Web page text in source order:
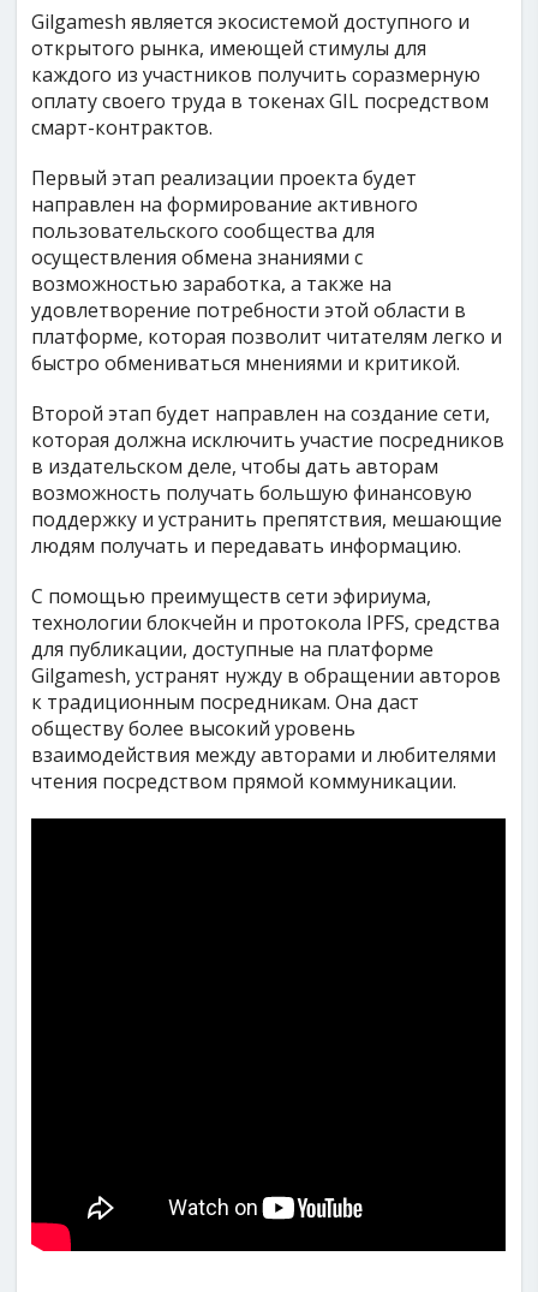
Gilgamesh является экосистемой доступного и
открытого рынка, имеющей стимулы для
каждого из участников получить соразмерную
оплату своего труда в токенах GIL посредством
смарт-контрактов.
Первый этап реализации проекта будет
направлен на формирование активного
пользовательского сообщества для
осуществления обмена знаниями с
возможностью заработка, а также на
удовлетворение потребности этой области в
платформе, которая позволит читателям легко и
быстро обмениваться мнениями и критикой.
Второй этап будет направлен на создание сети,
которая должна исключить участие посредников
в издательском деле, чтобы дать авторам
возможность получать большую финансовую
поддержку и устранить препятствия, мешающие
людям получать и передавать информацию.
С помощью преимуществ сети эфириума,
технологии блокчейн и протокола IPFS, средства
для публикации, доступные на платформе
Gilgamesh, устранят нужду в обращении авторов
к традиционным посредникам. Она даст
обществу более высокий уровень
взаимодействия между авторами и любителями
чтения посредством прямой коммуникации.